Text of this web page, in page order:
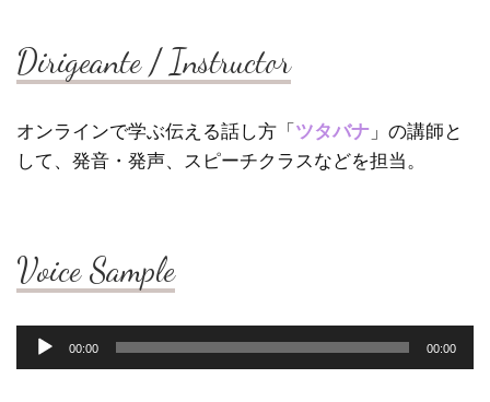
Dirigeante / Instructor
オンラインで学ぶ伝える話し方「 ツタバナ 」の講師と
して、発音・発声、スピーチクラスなどを担当。
Voice Sample
00:00 00:00